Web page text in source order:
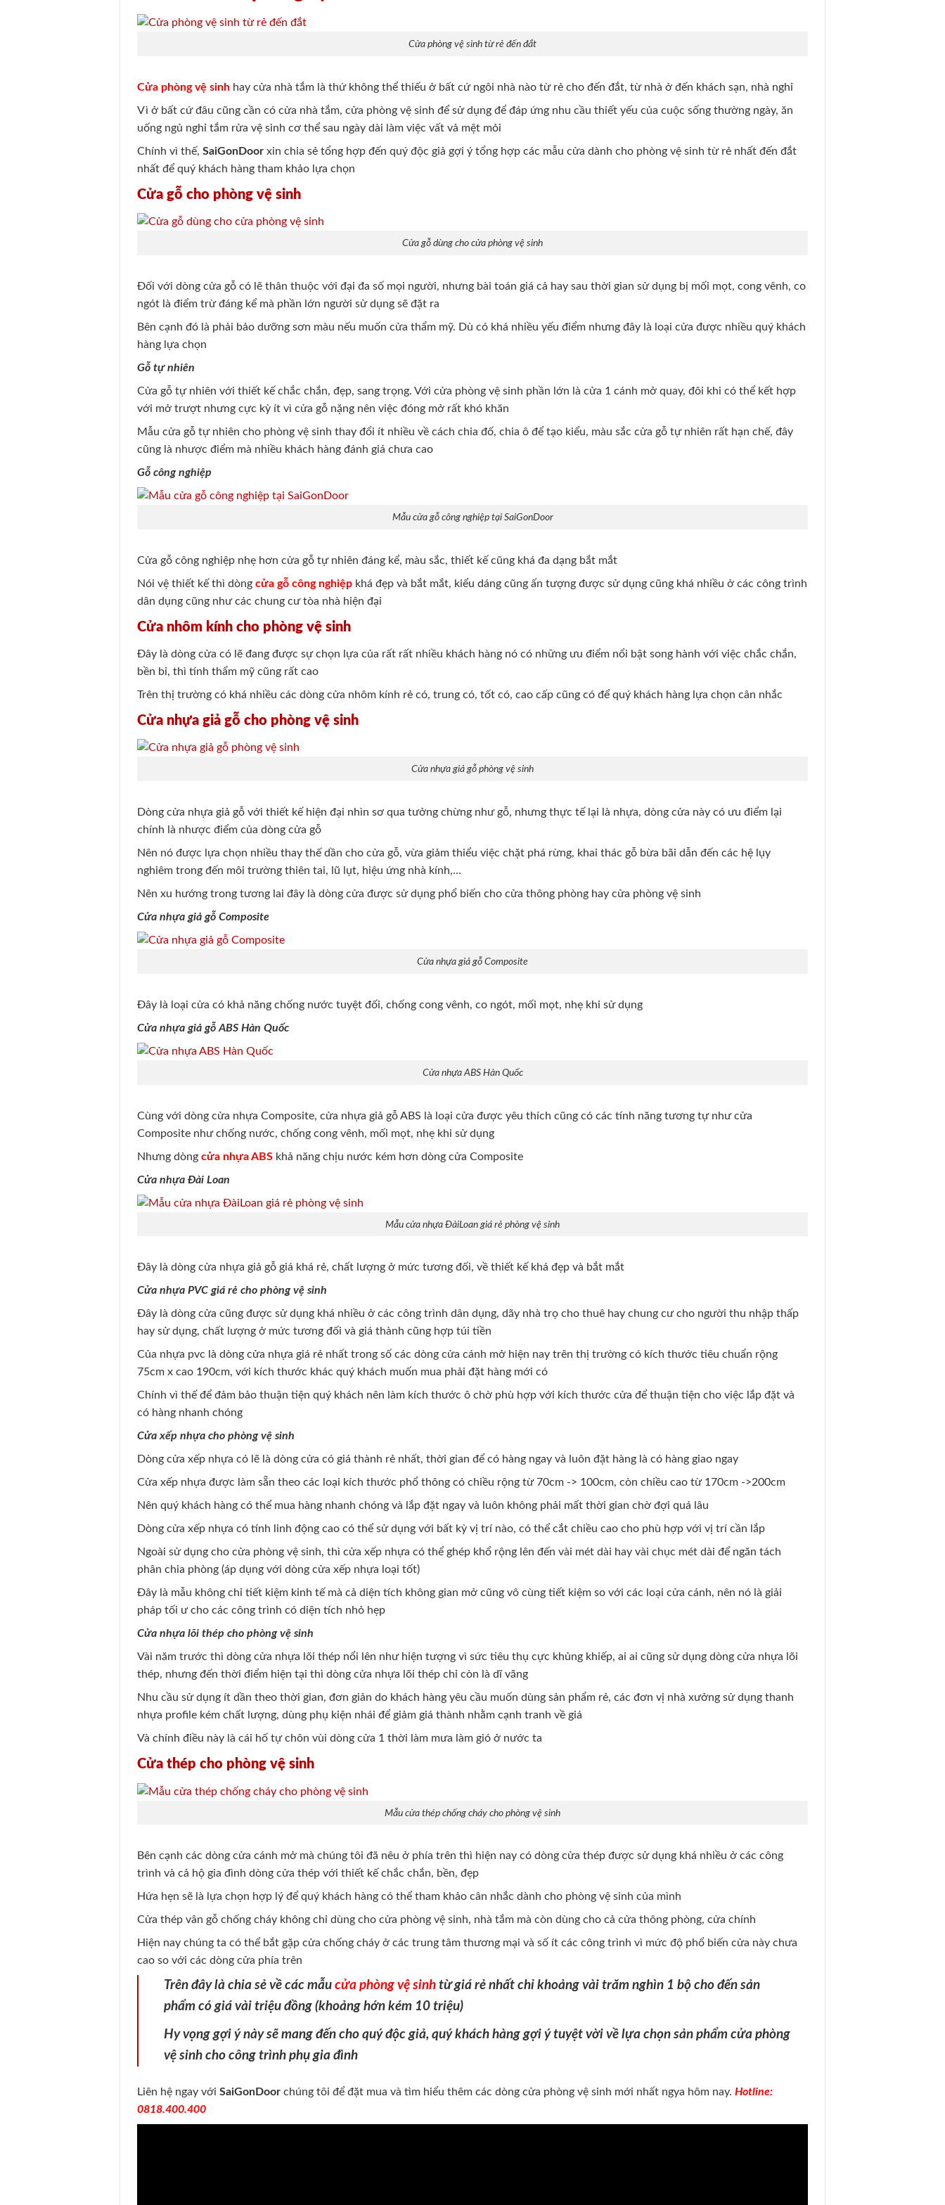
Cửa phòng vệ sinh từ rẻ đến đắt
Cửa phòng vệ sinh hay cửa nhà tắm là thứ không thể thiếu ở bất cứ ngôi nhà nào từ rẻ cho đến đắt, từ nhà ở đến khách sạn, nhà nghỉ
Vì ở bất cứ đâu cũng cần có cửa nhà tắm, cửa phòng vệ sinh để sử dụng để đáp ứng nhu cầu thiết yếu của cuộc sống thường ngày, ăn
uống ngủ nghỉ tắm rửa vệ sinh cơ thể sau ngày dài làm việc vất vả mệt mỏi
Chính vì thế,SaiGonDoor xin chia sẻ tổng hợp đến quý độc giả gợi ý tổng hợp các mẫu cửa dành cho phòng vệ sinh từ rẻ nhất đến đắt
nhất để quý khách hàng tham khảo lựa chọn
Cửa gỗ cho phòng vệ sinh
Cửa gỗ dùng cho cửa phòng vệ sinh
Đối với dòng cửa gỗ có lẽ thân thuộc với đại đa số mọi người, nhưng bài toán giá cả hay sau thời gian sử dụng bị mối mọt, cong vênh, co
ngót là điểm trừ đáng kể mà phần lớn người sử dụng sẽ đặt ra
Bên cạnh đó là phải bảo dưỡng sơn màu nếu muốn cửa thẩm mỹ. Dù có khá nhiều yếu điểm nhưng đây là loại cửa được nhiều quý khách
hàng lựa chọn
Gỗ tự nhiên
Cửa gỗ tự nhiên với thiết kế chắc chắn, đẹp, sang trọng. Với cửa phòng vệ sinh phần lớn là cửa 1 cánh mở quay, đôi khi có thể kết hợp
với mở trượt nhưng cực kỳ ít vì cửa gỗ nặng nên việc đóng mở rất khó khăn
Mẫu cửa gỗ tự nhiên cho phòng vệ sinh thay đổi ít nhiều về cách chia đố, chia ô để tạo kiểu, màu sắc cửa gỗ tự nhiên rất hạn chế, đây
cũng là nhược điểm mà nhiều khách hàng đánh giá chưa cao
Gỗ công nghiệp
Mẫu cửa gỗ công nghiệp tại SaiGonDoor
Cửa gỗ công nghiệp nhẹ hơn cửa gỗ tự nhiên đáng kể, màu sắc, thiết kế cũng khá đa dạng bắt mắt
Nói vệ thiết kế thì dòngcửa gỗ công nghiệp khá đẹp và bắt mắt, kiểu dáng cũng ấn tượng được sử dụng cũng khá nhiều ở các công trình
dân dụng cũng như các chung cư tòa nhà hiện đại
Cửa nhôm kính cho phòng vệ sinh
Đây là dòng cửa có lẽ đang được sự chọn lựa của rất rất nhiều khách hàng nó có những ưu điểm nổi bật song hành với việc chắc chắn,
bền bỉ, thì tính thẩm mỹ cũng rất cao
Trên thị trường có khá nhiều các dòng cửa nhôm kính rẻ có, trung có, tốt có, cao cấp cũng có để quý khách hàng lựa chọn cân nhắc
Cửa nhựa giả gỗ cho phòng vệ sinh
Cửa nhựa giả gỗ phòng vệ sinh
Dòng cửa nhựa giả gỗ với thiết kế hiện đại nhìn sơ qua tưởng chừng như gỗ, nhưng thực tế lại là nhựa, dòng cửa này có ưu điểm lại
chính là nhược điểm của dòng cửa gỗ
Nên nó được lựa chọn nhiều thay thế dần cho cửa gỗ, vừa giảm thiểu việc chặt phá rừng, khai thác gỗ bừa bãi dẫn đến các hệ lụy
nghiêm trong đến môi trường thiên tai, lũ lụt, hiệu ứng nhà kính,…
Nên xu hướng trong tương lai đây là dòng cửa được sử dụng phổ biến cho cửa thông phòng hay cửa phòng vệ sinh
Cửa nhựa giả gỗ Composite
Cửa nhựa giả gỗ Composite
Đây là loại cửa có khả năng chống nước tuyệt đối, chống cong vênh, co ngót, mối mọt, nhẹ khi sử dụng
Cửa nhựa giả gỗ ABS Hàn Quốc
Cửa nhựa ABS Hàn Quốc
Cùng với dòng cửa nhựa Composite, cửa nhựa giả gỗ ABS là loại cửa được yêu thích cũng có các tính năng tương tự như cửa
Composite như chống nước, chống cong vênh, mối mọt, nhẹ khi sử dụng
Nhưng dòngcửa nhựa ABS khả năng chịu nước kém hơn dòng cửa Composite
Cửa nhựa Đài Loan
Mẫu cửa nhựa ĐàiLoan giá rẻ phòng vệ sinh
Đây là dòng cửa nhựa giả gỗ giá khá rẻ, chất lượng ở mức tương đối, về thiết kế khá đẹp và bắt mắt
Cửa nhựa PVC giá rẻ cho phòng vệ sinh
Đây là dòng cửa cũng được sử dụng khá nhiều ở các công trình dân dụng, dãy nhà trọ cho thuê hay chung cư cho người thu nhập thấp
hay sử dụng, chất lượng ở mức tương đối và giá thành cũng hợp túi tiền
Của nhựa pvc là dòng cửa nhựa giá rẻ nhất trong số các dòng cửa cánh mở hiện nay trên thị trường có kích thước tiêu chuẩn rộng
75cm x cao 190cm, với kích thước khác quý khách muốn mua phải đặt hàng mới có
Chính vì thế để đảm bảo thuận tiện quý khách nên làm kích thước ô chờ phù hợp với kích thước cửa để thuận tiện cho việc lắp đặt và
có hàng nhanh chóng
Cửa xếp nhựa cho phòng vệ sinh
Dòng cửa xếp nhựa có lẽ là dòng cửa có giá thành rẻ nhất, thời gian để có hàng ngay và luôn đặt hàng là có hàng giao ngay
Cửa xếp nhựa được làm sẵn theo các loại kích thước phổ thông có chiều rộng từ 70cm -> 100cm, còn chiều cao từ 170cm ->200cm
Nên quý khách hàng có thể mua hàng nhanh chóng và lắp đặt ngay và luôn không phải mất thời gian chờ đợi quá lâu
Dòng cửa xếp nhựa có tính linh động cao có thể sử dụng với bất kỳ vị trí nào, có thể cắt chiều cao cho phù hợp với vị trí cần lắp
Ngoài sử dụng cho cửa phòng vệ sinh, thì cửa xếp nhựa có thể ghép khổ rộng lên đến vài mét dài hay vài chục mét dài để ngăn tách
phân chia phòng (áp dụng với dòng cửa xếp nhựa loại tốt)
Đây là mẫu không chỉ tiết kiệm kinh tế mà cả diện tích không gian mở cũng vô cùng tiết kiệm so với các loại cửa cánh, nên nó là giải
pháp tối ư cho các công trình có diện tích nhỏ hẹp
Cửa nhựa lõi thép cho phòng vệ sinh
Vài năm trước thì dòng cửa nhựa lõi thép nổi lên như hiện tượng vì sức tiêu thụ cực khủng khiếp, ai ai cũng sử dụng dòng cửa nhựa lõi
thép, nhưng đến thời điểm hiện tại thì dòng cửa nhựa lõi thép chỉ còn là dĩ vãng
Nhu cầu sử dụng ít dần theo thời gian, đơn giản do khách hàng yêu cầu muốn dùng sản phẩm rẻ, các đơn vị nhà xưởng sử dụng thanh
nhựa profile kém chất lượng, dùng phụ kiện nhái để giảm giá thành nhằm cạnh tranh về giá
Và chính điều này là cái hố tự chôn vùi dòng cửa 1 thời làm mưa làm gió ở nước ta
Cửa thép cho phòng vệ sinh
Mẫu cửa thép chống cháy cho phòng vệ sinh
Bên cạnh các dòng cửa cánh mở mà chúng tôi đã nêu ở phía trên thì hiện nay có dòng cửa thép được sử dụng khá nhiều ở các công
trình và cả hộ gia đình dòng cửa thép với thiết kế chắc chắn, bền, đẹp
Hứa hẹn sẽ là lựa chọn hợp lý để quý khách hàng có thể tham khảo cân nhắc dành cho phòng vệ sinh của mình
Cửa thép vân gỗ chống cháy không chỉ dùng cho cửa phòng vệ sinh, nhà tắm mà còn dùng cho cả cửa thông phòng, cửa chính
Hiện nay chúng ta có thể bắt gặp cửa chống cháy ở các trung tâm thương mại và số ít các công trình vì mức độ phổ biến cửa này chưa
cao so với các dòng cửa phía trên
Trên đây là chia sẻ về các mẫucửa phòng vệ sinh từ giá rẻ nhất chỉ khoảng vài trăm nghìn 1 bộ cho đến sản
phẩm có giá vài triệu đồng (khoảng hớn kém 10 triệu)
Hy vọng gợi ý này sẽ mang đến cho quý độc giả, quý khách hàng gợi ý tuyệt vời về lựa chọn sản phẩm cửa phòng
vệ sinh cho công trình phụ gia đình
Liên hệ ngay vớiSaiGonDoor chúng tôi để đặt mua và tìm hiểu thêm các dòng cửa phòng vệ sinh mới nhất ngya hôm nay.Hotline:
0818.400.400